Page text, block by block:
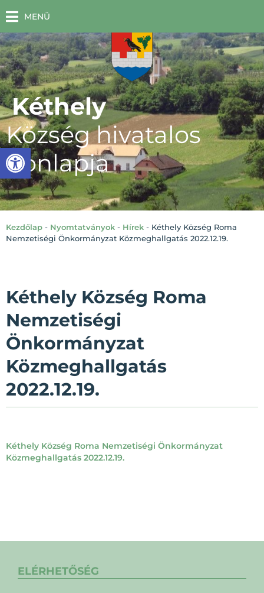
Eszköztár megnyitása
MENÜ
Kéthely
Község hivatalos
honlapja
Kezdőlap - Nyomtatványok - Hírek - Kéthely Község Roma
Nemzetiségi Önkormányzat Közmeghallgatás 2022.12.19.
Kéthely Község Roma
Nemzetiségi
Önkormányzat
Közmeghallgatás
2022.12.19.
Kéthely Község Roma Nemzetiségi Önkormányzat
Közmeghallgatás 2022.12.19.
ELÉRHETŐSÉG